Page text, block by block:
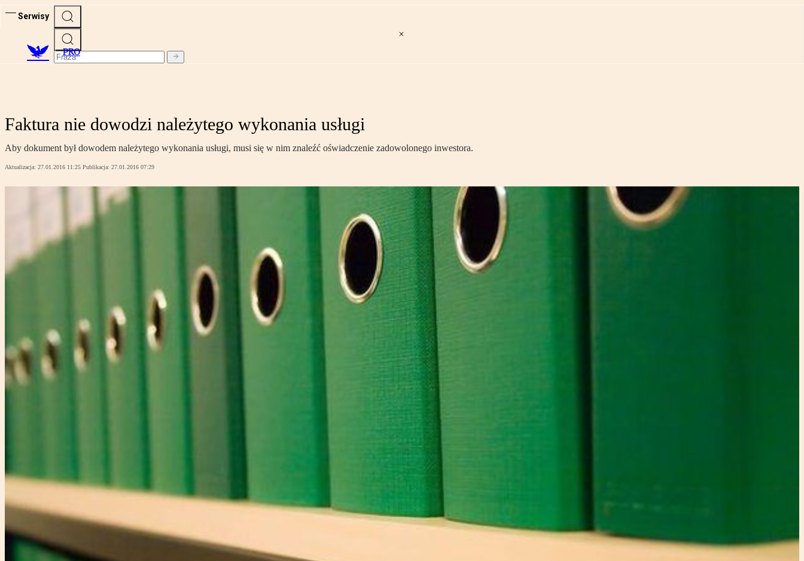
Serwisy
PRO
Faktura nie dowodzi należytego wykonania usługi
Aby dokument był dowodem należytego wykonania usługi, musi się w nim znaleźć oświadczenie zadowolonego inwestora.
Aktualizacja: 27.01.2016 11:25 Publikacja: 27.01.2016 07:29